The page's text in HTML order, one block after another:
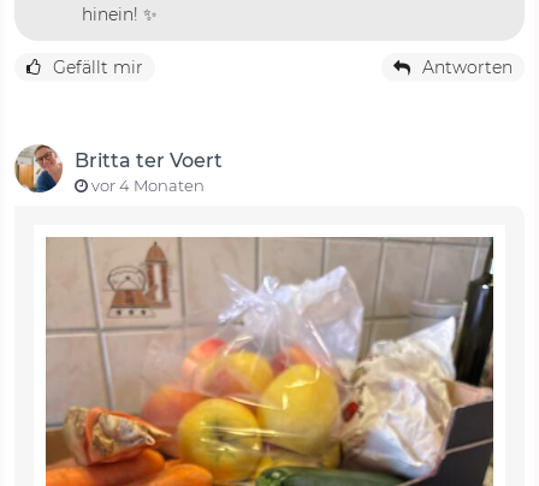
hinein! ✨
Gefällt mir Antworten
Britta ter Voert
vor 4 Monaten